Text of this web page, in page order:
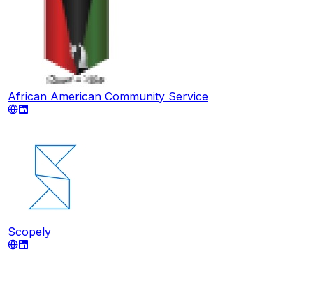
African American Community Service
Scopely